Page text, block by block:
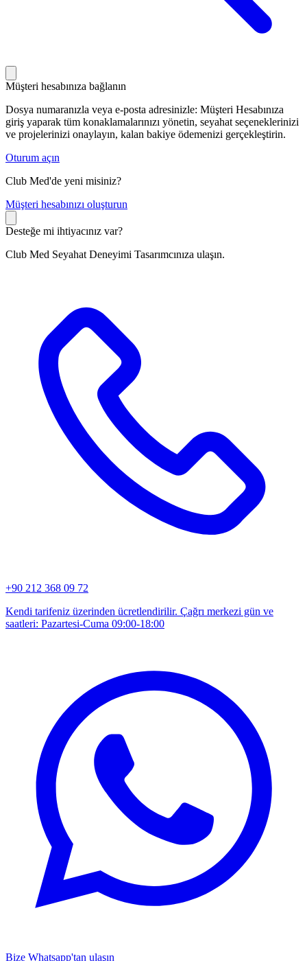
Müşteri hesabınıza bağlanın
Dosya numaranızla veya e-posta adresinizle: Müşteri Hesabınıza
giriş yaparak tüm konaklamalarınızı yönetin, seyahat seçeneklerinizi
ve projelerinizi onaylayın, kalan bakiye ödemenizi gerçekleştirin.
Oturum açın
Club Med'de yeni misiniz?
Müşteri hesabınızı oluşturun
Desteğe mi ihtiyacınız var?
Club Med Seyahat Deneyimi Tasarımcınıza ulaşın.
+90 212 368 09 72
Kendi tarifeniz üzerinden ücretlendirilir. Çağrı merkezi gün ve
saatleri: Pazartesi-Cuma 09:00-18:00
Bize Whatsapp'tan ulaşın